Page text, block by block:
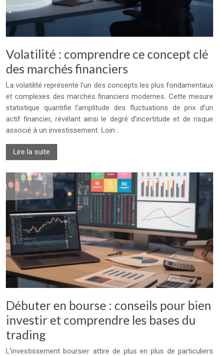
Volatilité : comprendre ce concept clé
des marchés financiers
La volatilité représente l’un des concepts les plus fondamentaux
et complexes des marchés financiers modernes. Cette mesure
statistique quantifie l’amplitude des fluctuations de prix d’un
actif financier, révélant ainsi le degré d’incertitude et de risque
associé à un investissement. Loin…
Lire la suite
Débuter en bourse : conseils pour bien
investir et comprendre les bases du
trading
L’investissement boursier attire de plus en plus de particuliers